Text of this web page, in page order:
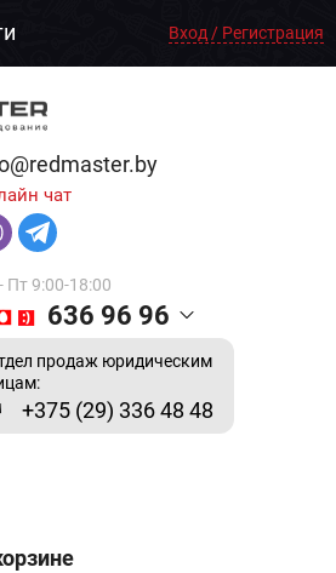
Вход / Регистрация
чат
Пт 9:00-18:00
636 96 96
продаж юридическим
+375 (29) 336 48 48